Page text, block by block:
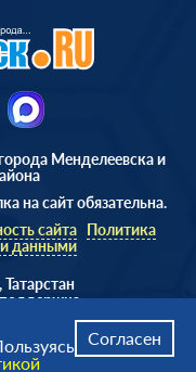
Менделеевска и
на сайт обязательна.
сайта Политика
данными
поддержка
Согласен